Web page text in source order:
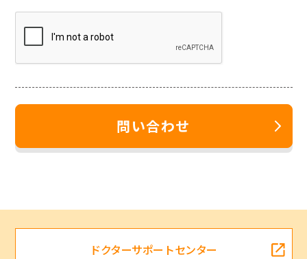
問い合わせ
ドクターサポートセンター